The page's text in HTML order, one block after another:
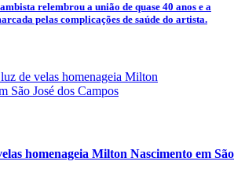
relembrou a união de quase 40 anos e a
pelas complicações de saúde do artista.
homenageia Milton Nascimento em São